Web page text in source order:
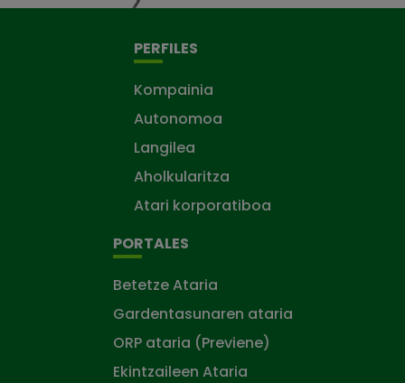
PERFILES
Kompainia
Autonomoa
Langilea
Aholkularitza
Atari korporatiboa
PORTALES
Betetze Ataria
Gardentasunaren ataria
ORP ataria (Previene)
Ekintzaileen Ataria